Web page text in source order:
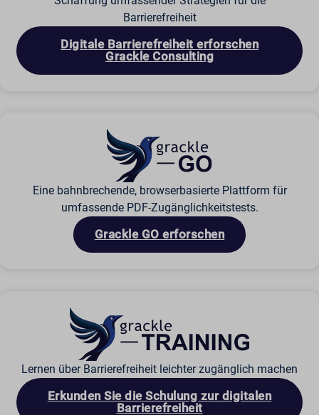
Barrierefreiheit
Digitale Barrierefreiheit erforschen
Grackle Consulting
Eine bahnbrechende, browserbasierte Plattform für
umfassende PDF-Zugänglichkeitstests.
Grackle GO erforschen
Lernen über Barrierefreiheit leichter zugänglich machen
Erkunden Sie die Schulung zur digitalen
Barrierefreiheit
scrly_log_1
wordpressuser_16bb27147dd11b86705fc051b945e04b
_zitok
wordpresspass_16bb27147dd11b86705fc051b945e04b
ws_form_*_hash